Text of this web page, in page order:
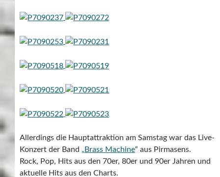
Allerdings die Hauptattraktion am Samstag war das Live-
Konzert der Band „Brass Machine“ aus Pirmasens.
Rock, Pop, Hits aus den 70er, 80er und 90er Jahren und
aktuelle Hits aus den Charts.